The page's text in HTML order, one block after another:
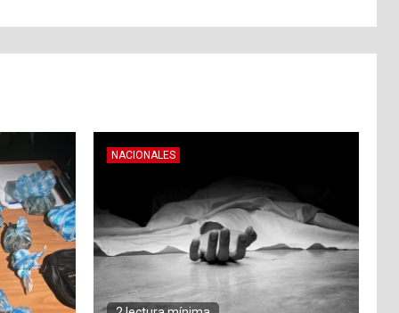
NACIONALES